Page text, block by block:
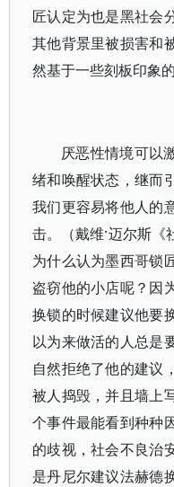
匠认定为也是黑社会
其他背景里被损害和
然基于一些刻板印象
厌恶性情境可以
绪和唤醒状态，继而
我们更容易将他人的
击。（戴维·迈尔斯
为什么认为墨西哥锁
盗窃他的小店呢？因
换锁的时候建议他要
以为来做活的人总是
自然拒绝了他的建议
被人捣毁，并且墙上
个事件最能看到种种
的歧视，社会不良治
是丹尼尔建议法赫德